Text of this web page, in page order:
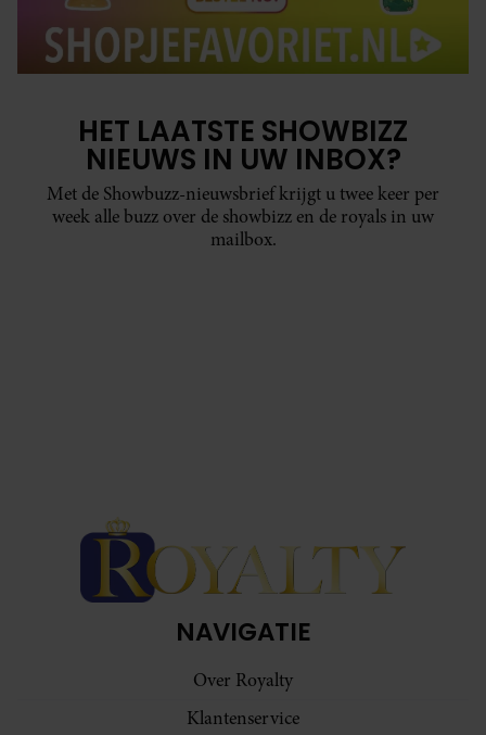
HET LAATSTE SHOWBIZZ
NIEUWS IN UW INBOX?
Met de Showbuzz-nieuwsbrief krijgt u twee keer per
week alle buzz over de showbizz en de royals in uw
mailbox.
NAVIGATIE
Over Royalty
Klantenservice